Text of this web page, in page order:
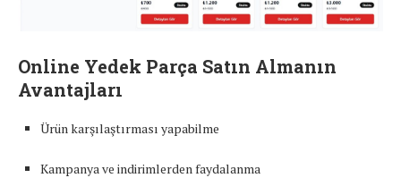
Online Yedek Parça Satın Almanın
Avantajları
Ürün karşılaştırması yapabilme
Kampanya ve indirimlerden faydalanma